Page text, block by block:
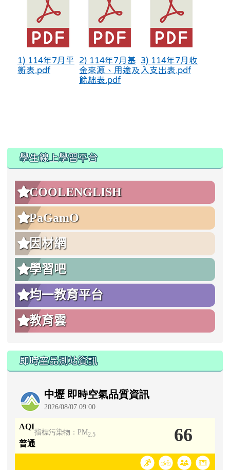
1) 114年7月平
衡表.pdf
2) 114年7月基
金來源、用途及
餘絀表.pdf
3) 114年7月收
入支出表.pdf
學生線上學習平台
COOLENGLISH
PaGamO
因材網
學習吧
均一教育平台
教育雲
即時空品測站資訊